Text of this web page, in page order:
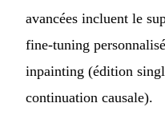
avancées incluent le
fine-tuning
inpainting (édition
continuation causale).